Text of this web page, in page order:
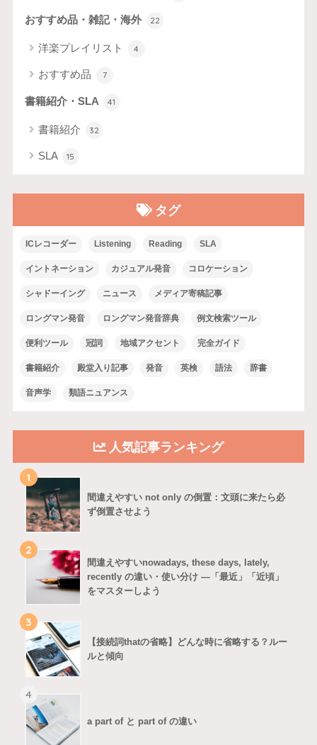
おすすめ品・雑記・海外 22
洋楽プレイリスト 4
おすすめ品 7
書籍紹介・SLA 41
書籍紹介 32
SLA 15
タグ
ICレコーダー Listening Reading SLA
イントネーション カジュアル発音 コロケーション
シャドーイング ニュース メディア寄稿記事
ロングマン発音 ロングマン発音辞典 例文検索ツール
便利ツール 冠詞 地域アクセント 完全ガイド
書籍紹介 殿堂入り記事 発音 英検 語法 辞書
音声学 類語ニュアンス
人気記事ランキング
1
間違えやすい not only の倒置：文頭に来たら必
ず倒置させよう
2
間違えやすいnowadays, these days, lately,
recently の違い・使い分け ―「最近」「近頃」
をマスターしよう
3
【接続詞thatの省略】どんな時に省略する？ルー
ルと傾向
4
a part of と part of の違い